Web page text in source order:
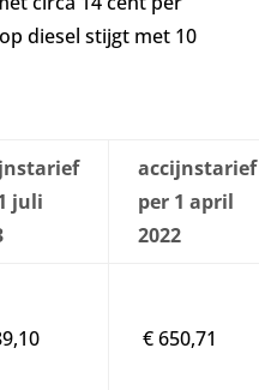
diesel stijgt met 10
juli
accijnstarief
per 1 april
2022
€ 650,71